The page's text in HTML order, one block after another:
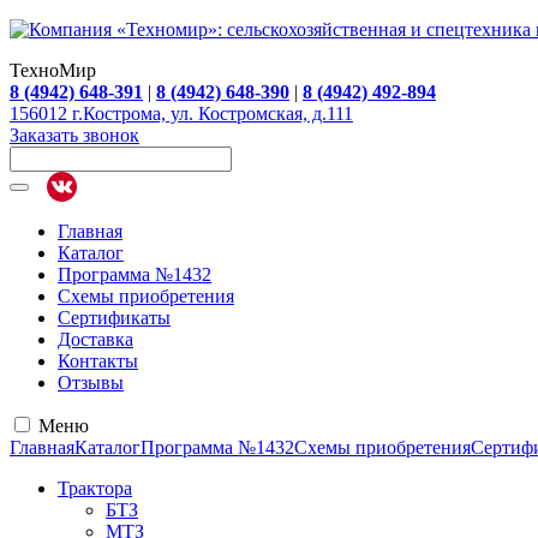
ТехноМир
8 (4942) 648-391 | 8 (4942) 648-390 | 8 (4942) 492-894
156012 г.Кострома, ул. Костромская, д.111
Заказать звонок
Главная
Каталог
Программа №1432
Схемы приобретения
Сертификаты
Доставка
Контакты
Отзывы
Меню
ГлавнаяКаталогПрограмма №1432Схемы приобретения
Трактора
БТЗ
МТЗ